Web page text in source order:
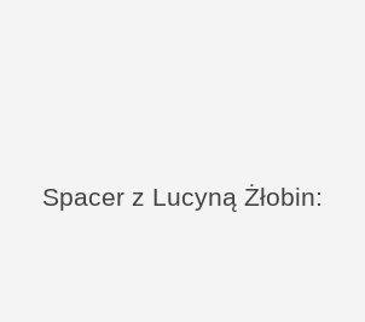
Spacer z Lucyną Żłobin: